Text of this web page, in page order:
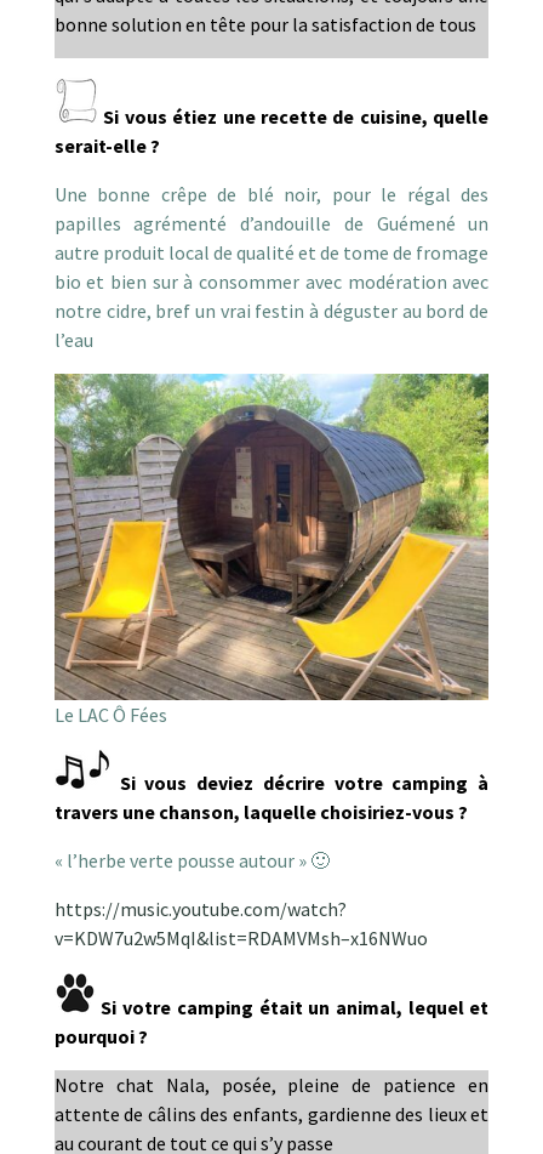
bonne solution en tête pour la satisfaction de tous
Si vous étiez une recette de cuisine, quelle
serait-elle ?
Une bonne crêpe de blé noir, pour le régal des
papilles agrémenté d’andouille de Guémené un
autre produit local de qualité et de tome de fromage
bio et bien sur à consommer avec modération avec
notre cidre, bref un vrai festin à déguster au bord de
l’eau
Le LAC Ô Fées
Si vous deviez décrire votre camping à
travers une chanson, laquelle choisiriez-vous ?
« l’herbe verte pousse autour » 🙂
https://music.youtube.com/watch?
v=KDW7u2w5MqI&list=RDAMVMsh–x16NWuo
Si votre camping était un animal, lequel et
pourquoi ?
Notre chat Nala, posée, pleine de patience en
attente de câlins des enfants, gardienne des lieux et
au courant de tout ce qui s’y passe